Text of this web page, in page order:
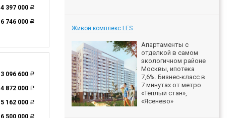
4 397 000 a
6 746 000 a
3 096 600 a
4 872 000 a
5 162 000 a
6 500 000
Живой комплекс LES
Апартаменты с
отделкой в самом
экологичном районе
Москвы, ипотека
7,6%. Бизнес-класс в
7 минутах от метро
«Тёплый стан»,
«Ясенево»